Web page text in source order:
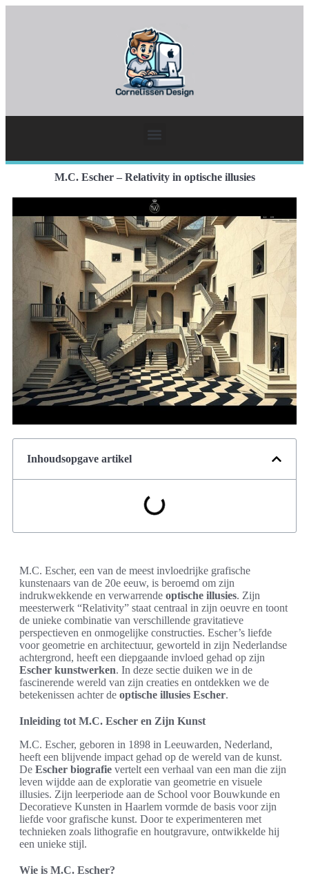
M.C. Escher – Relativity in optische illusies
Inhoudsopgave artikel
M.C. Escher, een van de meest invloedrijke grafische
kunstenaars van de 20e eeuw, is beroemd om zijn
indrukwekkende en verwarrende optische illusies. Zijn
meesterwerk “Relativity” staat centraal in zijn oeuvre en toont
de unieke combinatie van verschillende gravitatieve
perspectieven en onmogelijke constructies. Escher’s liefde
voor geometrie en architectuur, geworteld in zijn Nederlandse
achtergrond, heeft een diepgaande invloed gehad op zijn
Escher kunstwerken. In deze sectie duiken we in de
fascinerende wereld van zijn creaties en ontdekken we de
betekenissen achter de optische illusies Escher.
Inleiding tot M.C. Escher en Zijn Kunst
M.C. Escher, geboren in 1898 in Leeuwarden, Nederland,
heeft een blijvende impact gehad op de wereld van de kunst.
De Escher biografie vertelt een verhaal van een man die zijn
leven wijdde aan de exploratie van geometrie en visuele
illusies. Zijn leerperiode aan de School voor Bouwkunde en
Decoratieve Kunsten in Haarlem vormde de basis voor zijn
liefde voor grafische kunst. Door te experimenteren met
technieken zoals lithografie en houtgravure, ontwikkelde hij
een unieke stijl.
Wie is M.C. Escher?